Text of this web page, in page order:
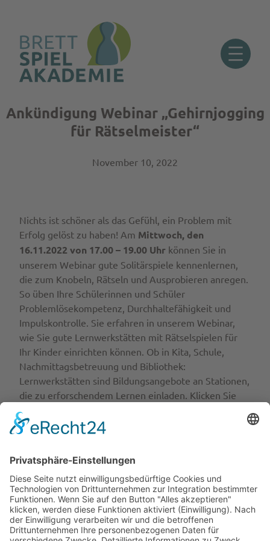
Zum
Ankündigung Webinar „Gehirnjogging
für Rätselmeister“
November 10, 2022
Nichts ist schöner als das Gefühl, ein Problem mit
Erfolg gelöst zu haben! Am Mittwoch, den
16.11.2022 von 17.00 – 19.00 Uhr können Sie in
unserem Webinar gute Solitärspiele kennenlernen,
die zum Knobeln, Rätseln und Ausprobieren anregen.
So üben Ihre Schülerinnen und Schüler
Problemlösekompetenz, Durchhaltefähigkeit und
Impulskontrolle. Sie erfahren in unserem Webinar,
wie Sie gute Lernwerkstätten mit Rätselspielen für
Ihr Kinder einrichten können. Ob in Kita, Schule,
Nachmittagsbetreuung und Bibliothek:
Lernwerkstätten sind Bildungsangebote an Stationen,
die zu erforschendem Lernen einladen. Klicken Sie
hier für mehr Infos:
Rätselmeister